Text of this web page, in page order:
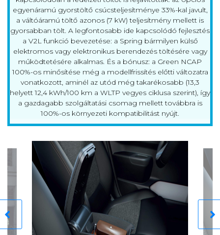
egyenáramú gyorstöltő csúcsteljesítménye 33%-kal javult,
a váltóáramú töltő azonos (7 kW) teljesítmény mellett is
gyorsabban tölt. A legfontosabb ide kapcsolódó fejlesztés
a V2L funkció bevezetése: a Spring bármilyen külső
elektromos vagy elektronikus berendezés töltésére vagy
működtetésére alkalmas. És a bónusz: a Green NCAP
100%-os minősítése még a modellfrissítés előtti változatra
vonatkozott, aminél az utód még takarékosabb (13,3
helyett 12,4 kWh/100 km a WLTP vegyes ciklusa szerint), így
a gazdagabb szolgáltatási csomag mellett továbbra is
100%-os környezeti kompatibilitást nyújt.